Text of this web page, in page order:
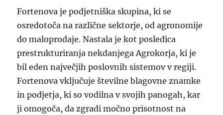
Fortenova je podjetniška skupina, ki se
osredotoča na različne sektorje, od agronomije
do maloprodaje. Nastala je kot posledica
prestrukturiranja nekdanjega Agrokorja, ki je
bil eden največjih poslovnih sistemov v regiji.
Fortenova vključuje številne blagovne znamke
in podjetja, ki so vodilna v svojih panogah, kar
ji omogoča, da zgradi močno prisotnost na